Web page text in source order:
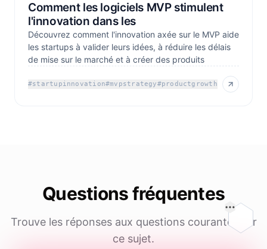
Comment les logiciels MVP stimulent
l'innovation dans les
Découvrez comment l'innovation axée sur le MVP aide
les startups à valider leurs idées, à réduire les délais
de mise sur le marché et à créer des produits
#startupinnovation#mvpstrategy#productgrowth
Questions fréquentes
Trouve les réponses aux questions courantes sur
ce sujet.
Sur